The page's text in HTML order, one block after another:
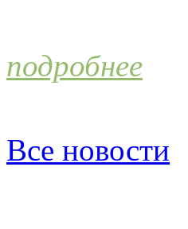
подробнее
Все новости